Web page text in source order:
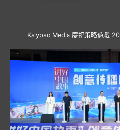
Kalypso Media 慶祝策略遊戲